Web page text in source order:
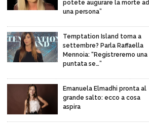
potete augurare la morte ad
una persona”
Temptation Island torna a
settembre? Parla Raffaella
Mennoia: “Registreremo una
puntata se…”
Emanuela Elmadhi pronta al
grande salto: ecco a cosa
aspira